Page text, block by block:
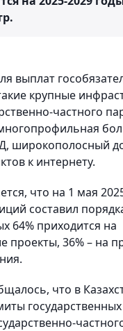
выплат
крупные
частного
широкополосный
к интернету.
что на 1 мая
составил
64% приходится на
проекты, 36% – на
что в